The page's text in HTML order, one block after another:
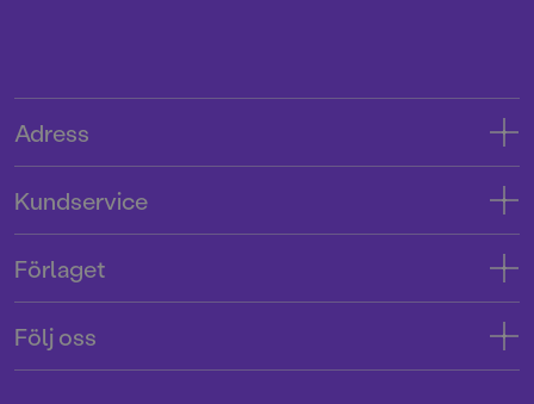
Adress
Tryckerigatan 4
103 12 Stockholm
Org.nr: 556045-7748
Kundservice
Användarvillkor intressenter
Förlaget
Följ oss